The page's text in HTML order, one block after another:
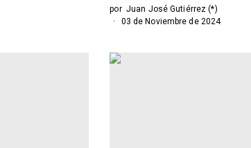
por Juan José Gutiérrez (*)
03 de Noviembre de 2024